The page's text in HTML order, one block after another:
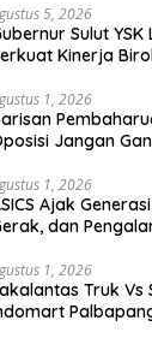
5, 2026
Sulut YSK Lantik Tiga Pejabat Eselon II,
Kinerja
1, 2026
Jangan
1, 2026
Ajak
dan
1, 2026
Truk Vs